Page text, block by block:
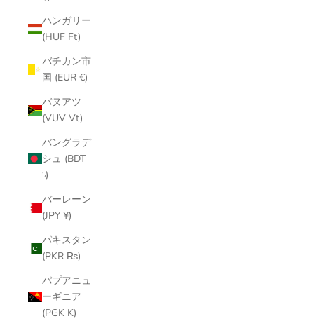
ハンガリー
(HUF Ft)
バチカン市
国 (EUR €)
バヌアツ
(VUV Vt)
バングラデ
シュ (BDT
৳)
バーレーン
(JPY ¥)
パキスタン
(PKR ₨)
パプアニュ
ーギニア
(PGK K)